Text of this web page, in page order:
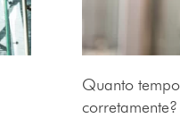
Quanto
corretamente?